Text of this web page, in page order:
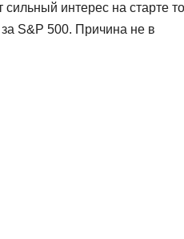
интерес на старте
S&P 500. Причина не в